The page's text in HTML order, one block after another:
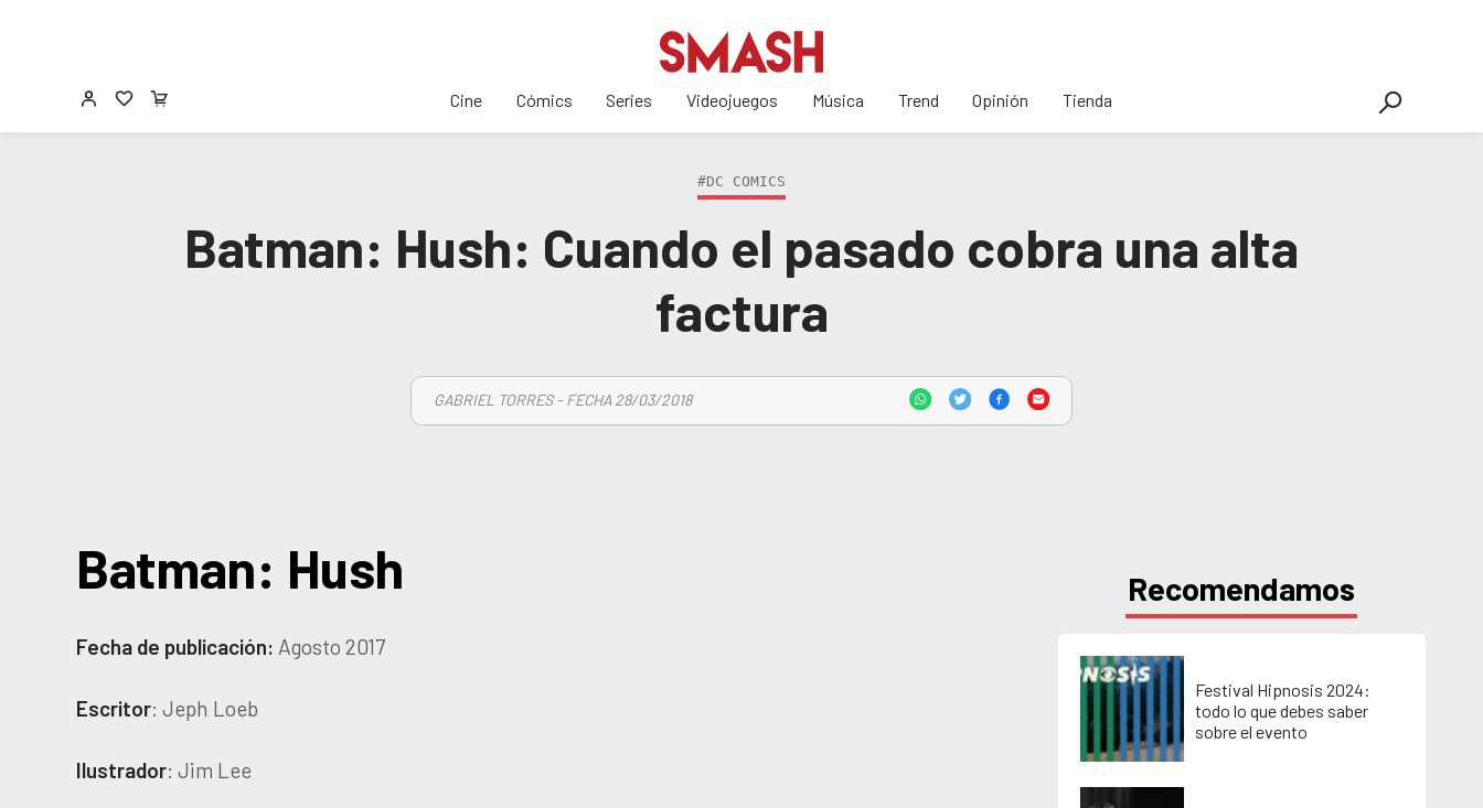
Cine Cómics Series Videojuegos Música Trend Opinión Tienda
#DC COMICS
Batman: Hush: Cuando el pasado cobra una alta
factura
GABRIEL TORRES - FECHA 28/03/2018
Batman: Hush
Fecha de publicación: Agosto 2017
Escritor: Jeph Loeb
Ilustrador: Jim Lee
Recomendamos
Festival Hipnosis 2024:
todo lo que debes saber
sobre el evento